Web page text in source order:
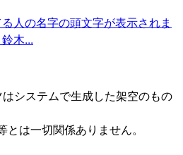
人の名字の頭文字が表示されま
木...
システムで生成した架空のもの
は一切関係ありません。